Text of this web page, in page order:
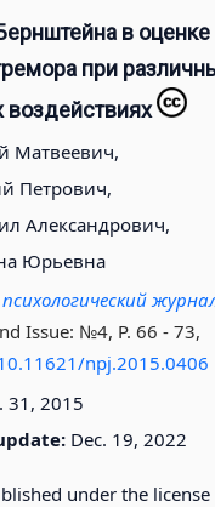
в оценке
при
воздействиях
Матвеевич,
Петрович,
Александрович,
Юрьевна
Issue: №4, P. 66 - 73,
npj.2015.0406
31, 2015
Dec. 19, 2022
under the license